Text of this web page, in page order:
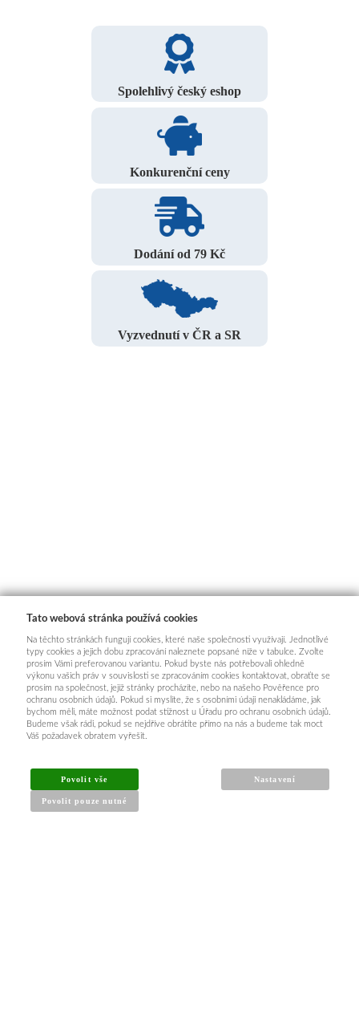
Spolehlivý český eshop
Konkurenční ceny
Dodání od 79 Kč
Vyzvednutí v ČR a SR
Tato webová stránka používá cookies
Na těchto stránkách fungují cookies, které naše společnosti využívají. Jednotlivé
typy cookies a jejich dobu zpracování naleznete popsané níže v tabulce. Zvolte
prosím Vámi preferovanou variantu. Pokud byste nás potřebovali ohledně
výkonu vašich práv v souvislosti se zpracováním cookies kontaktovat, obraťte se
prosím na společnost, jejíž stránky procházíte, nebo na našeho Pověřence pro
ochranu osobních údajů. Pokud si myslíte, že s osobními údaji nenakládáme, jak
bychom měli, máte možnost podat stížnost u Úřadu pro ochranu osobních údajů.
Budeme však rádi, pokud se nejdříve obrátíte přímo na nás a budeme tak moct
Váš požadavek obratem vyřešit.
Povolit vše
Povolit pouze nutné
Nastavení